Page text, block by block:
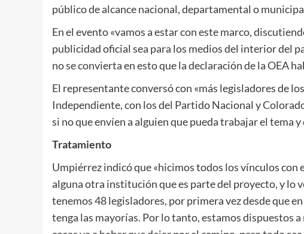
público de alcance nacional, departamental o
En el evento «vamos a estar con este marco,
publicidad oficial sea para los medios del interior del
no se convierta en esto que la declaración de la OEA
El representante conversó con «más legisladores de
Independiente, con los del Partido Nacional y
si no que envíen a alguien que pueda trabajar el tema y
Tratamiento
Umpiérrez indicó que «hicimos todos los vínculos
alguna otra institución que es parte del proyecto, y lo
tenemos 48 legisladores, por primera vez desde que
tenga las mayorías. Por lo tanto, estamos dispuestos